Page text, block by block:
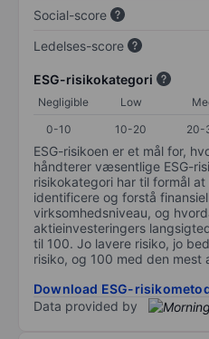
Social-score
Ledelses-score
ESG-risikokategori
Negligible Low
0-10 10-20 20-
ESG-risikoen er et mål for,
håndterer væsentlige ESG-
risikokategori har til formål
identificere og forstå
virksomhedsniveau, og
aktieinvesteringers
til 100. Jo lavere risiko, jo
risiko, og 100 med den mest
Download ESG-
Data provided by